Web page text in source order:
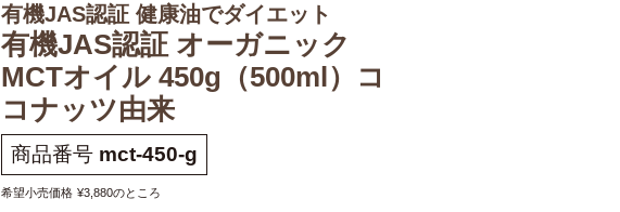
有機JAS認証 健康油でダイエット
有機JAS認証 オーガニック
MCTオイル 450g（500ml）コ
コナッツ由来
商品番号 mct-450-g
希望小売価格 ¥3,880のところ